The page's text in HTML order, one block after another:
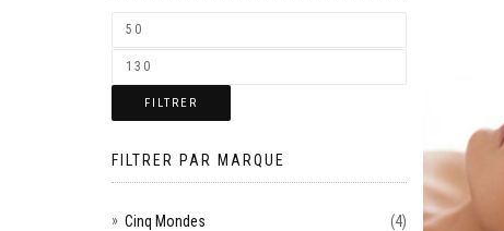
FILTRER
FILTRER PAR MARQUE
Cinq Mondes (4)